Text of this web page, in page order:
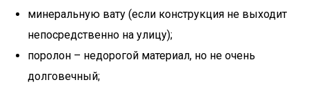
минеральную вату (если конструкция не выходит
непосредственно на улицу);
поролон – недорогой материал, но не очень
долговечный;